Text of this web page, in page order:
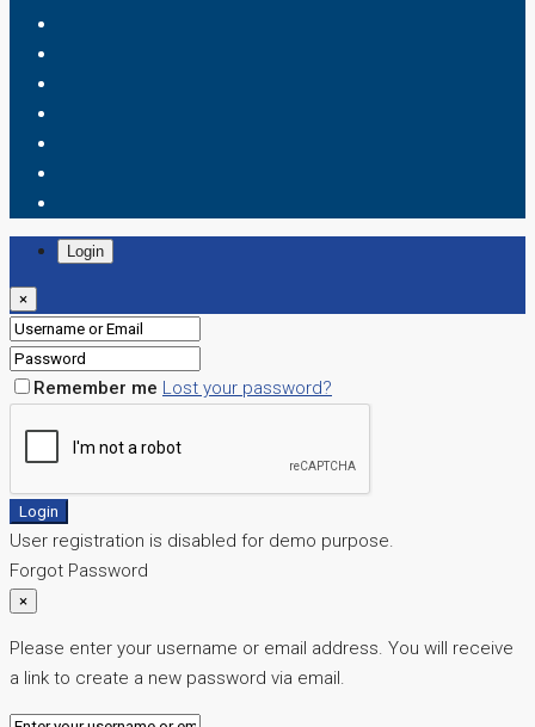
Login
×
Remember me Lost your password?
Login
User registration is disabled for demo purpose.
Forgot Password
×
Please enter your username or email address. You will receive
a link to create a new password via email.